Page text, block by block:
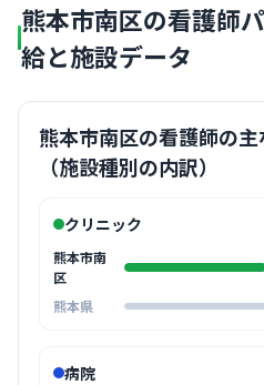
熊本市南区の看護師
給と施設データ
熊本市南区の看護師の
（施設種別の内訳）
クリニック
熊本市南
区
熊本県
病院